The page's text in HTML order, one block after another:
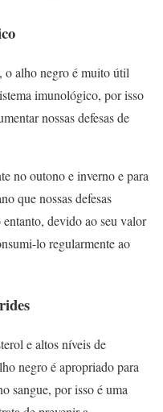
o alho negro é muito útil
imunológico, por isso
nossas defesas de
no outono e inverno e para
que nossas defesas
devido ao seu valor
lo regularmente ao
e altos níveis de
negro é apropriado para
sangue, por isso é uma